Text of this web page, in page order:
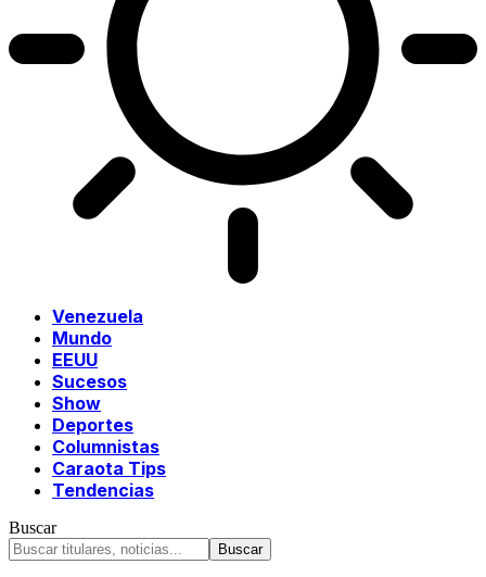
Venezuela
Mundo
EEUU
Sucesos
Show
Deportes
Columnistas
Caraota Tips
Tendencias
Buscar